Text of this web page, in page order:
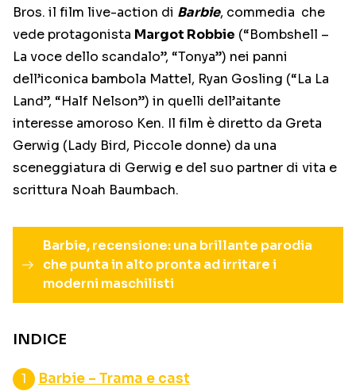
Bros. il film live-action di Barbie, commedia che
vede protagonista Margot Robbie (“Bombshell –
La voce dello scandalo”, “Tonya”) nei panni
dell’iconica bambola Mattel, Ryan Gosling (“La La
Land”, “Half Nelson”) in quelli dell’aitante
interesse amoroso Ken. Il film è diretto da Greta
Gerwig (Lady Bird, Piccole donne) da una
sceneggiatura di Gerwig e del suo partner di vita e
scrittura Noah Baumbach.
Barbie, recensione: una brillante parodia
che punta in alto pronta ad irritare i
moderni maschilisti
INDICE
Barbie – Trama e cast